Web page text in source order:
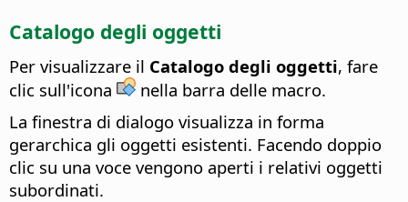
Catalogo degli oggetti
Per visualizzare il Catalogo degli oggetti, fare
clic sull'icona
nella barra delle macro.
La finestra di dialogo visualizza in forma
gerarchica gli oggetti esistenti. Facendo doppio
clic su una voce vengono aperti i relativi oggetti
subordinati.